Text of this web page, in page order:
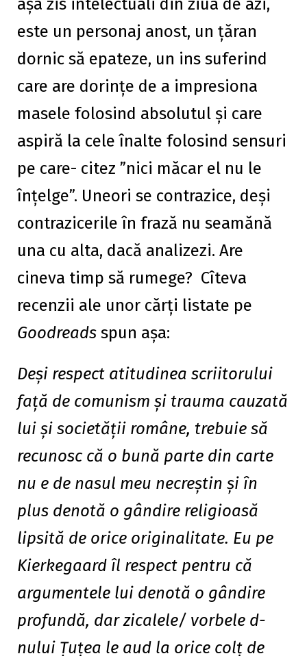
așa zis intelectuali din ziua de azi,
este un personaj anost, un țăran
dornic să epateze, un ins suferind
care are dorințe de a impresiona
masele folosind absolutul și care
aspiră la cele înalte folosind sensuri
pe care- citez ”nici măcar el nu le
înțelge”. Uneori se contrazice, deși
contrazicerile în frază nu seamănă
una cu alta, dacă analizezi. Are
cineva timp să rumege? Cîteva
recenzii ale unor cărți listate pe
Goodreads spun așa:
Deşi respect atitudinea scriitorului
faţă de comunism şi trauma cauzată
lui şi societăţii române, trebuie să
recunosc că o bună parte din carte
nu e de nasul meu necreştin şi în
plus denotă o gândire religioasă
lipsită de orice originalitate. Eu pe
Kierkegaard îl respect pentru că
argumentele lui denotă o gândire
profundă, dar zicalele/ vorbele d-
nului Țuțea le aud la orice colţ de